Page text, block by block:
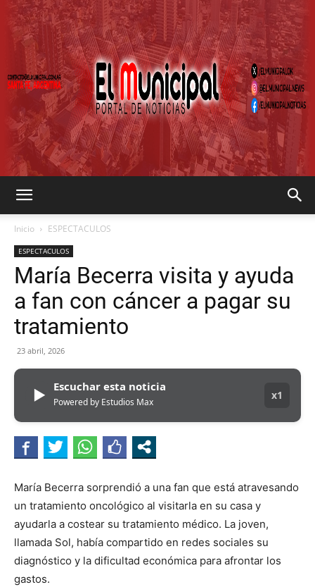
MUNICIPAL
Inicio ESPECTACULOS
ESPECTACULOS
María Becerra visita y ayuda
a fan con cáncer a pagar su
tratamiento
23 abril, 2026
▶ Escuchar esta noticia
Powered by Estudios Max
x1
María Becerra sorprendió a una fan que está atravesando
un tratamiento oncológico al visitarla en su casa y
ayudarla a costear su tratamiento médico. La joven,
llamada Sol, había compartido en redes sociales su
diagnóstico y la dificultad económica para afrontar los
gastos.